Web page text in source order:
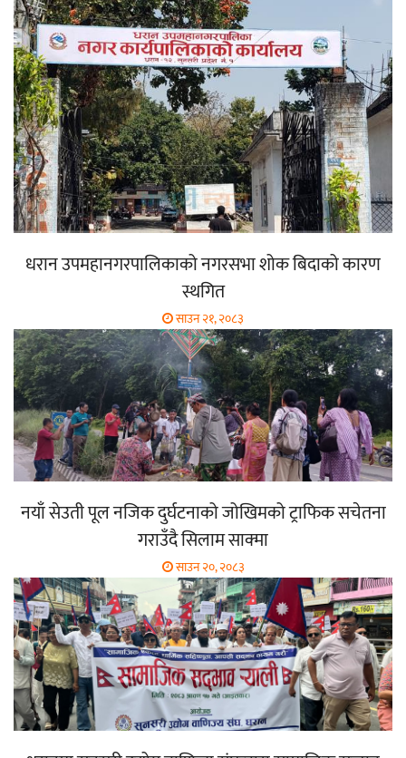
धरान उपमहानगरपालिकाको नगरसभा शोक बिदाको कारण
स्थगित
साउन २१, २०८३
नयाँ सेउती पूल नजिक दुर्घटनाको जोखिमको ट्राफिक सचेतना
गराउँदै सिलाम साक्मा
साउन २०, २०८३